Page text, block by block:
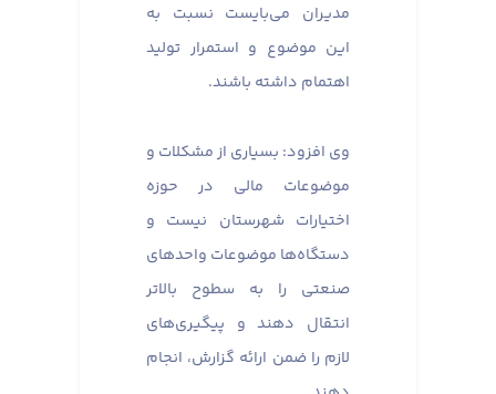
مدیران می‌بایست نسبت به
این موضوع و استمرار تولید
اهتمام داشته باشند.
وی افزود: بسیاری از مشکلات و
موضوعات مالی در حوزه
اختیارات شهرستان نیست و
دستگاه‌ها موضوعات واحدهای
صنعتی را به سطوح بالاتر
انتقال دهند و پیگیری‌های
لازم را ضمن ارائه گزارش، انجام